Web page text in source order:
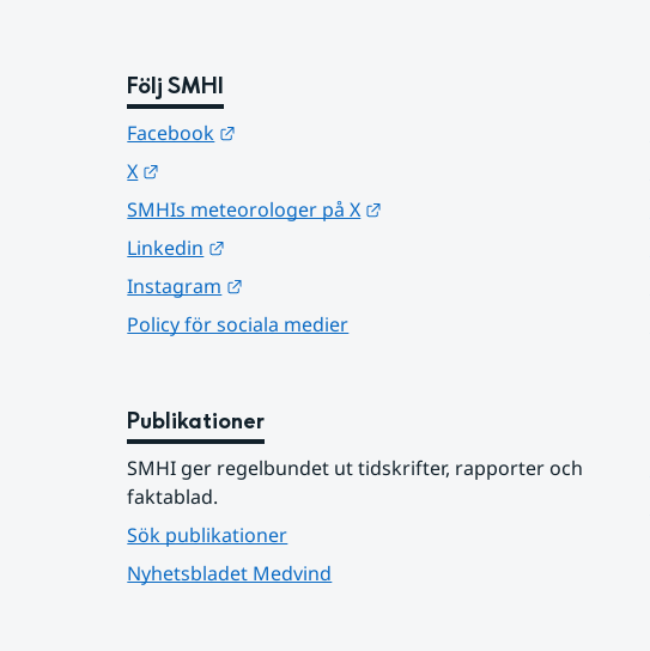
Följ SMHI
Facebook
X
SMHIs meteorologer på X
Linkedin
Instagram
Policy för sociala medier
Publikationer
SMHI ger regelbundet ut tidskrifter, rapporter och
faktablad.
Sök publikationer
Nyhetsbladet Medvind